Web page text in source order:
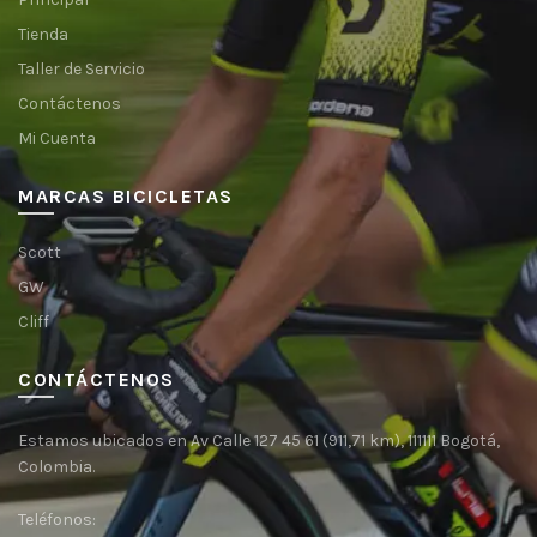
Tienda
Taller de Servicio
Contáctenos
Mi Cuenta
MARCAS BICICLETAS
Scott
GW
Cliff
CONTÁCTENOS
Estamos ubicados en Av Calle 127 45 61 (911,71 km), 111111 Bogotá,
Colombia.
Teléfonos: